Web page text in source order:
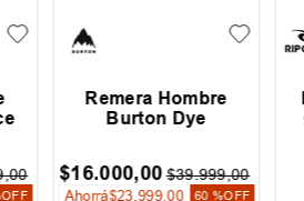
,00
OFF
Remera Hombre
Burton Dye
$16.000,00 $39.999,00
Ahorrá$23 .999,00 60 %OFF